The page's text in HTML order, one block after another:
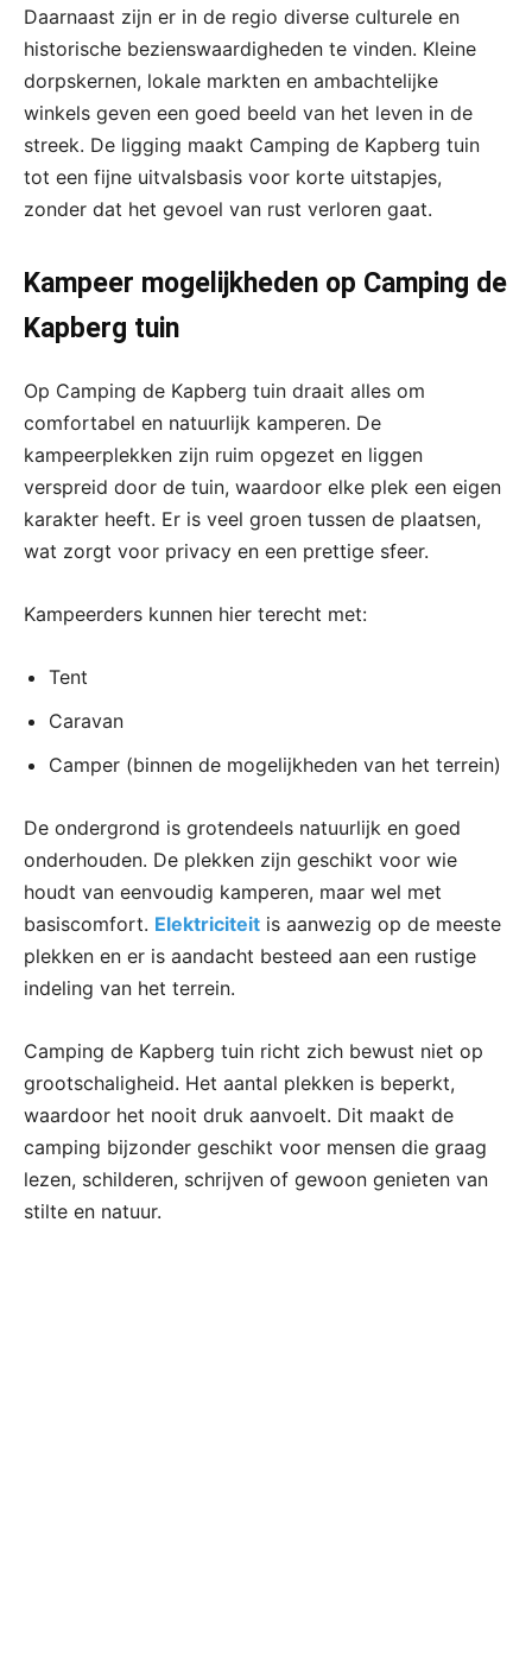
Daarnaast zijn er in de regio diverse culturele en
historische bezienswaardigheden te vinden. Kleine
dorpskernen, lokale markten en ambachtelijke
winkels geven een goed beeld van het leven in de
streek. De ligging maakt Camping de Kapberg tuin
tot een fijne uitvalsbasis voor korte uitstapjes,
zonder dat het gevoel van rust verloren gaat.
Kampeer mogelijkheden op Camping de
Kapberg tuin
Op Camping de Kapberg tuin draait alles om
comfortabel en natuurlijk kamperen. De
kampeerplekken zijn ruim opgezet en liggen
verspreid door de tuin, waardoor elke plek een eigen
karakter heeft. Er is veel groen tussen de plaatsen,
wat zorgt voor privacy en een prettige sfeer.
Kampeerders kunnen hier terecht met:
Tent
Caravan
Camper (binnen de mogelijkheden van het terrein)
De ondergrond is grotendeels natuurlijk en goed
onderhouden. De plekken zijn geschikt voor wie
houdt van eenvoudig kamperen, maar wel met
basiscomfort. Elektriciteit is aanwezig op de meeste
plekken en er is aandacht besteed aan een rustige
indeling van het terrein.
Camping de Kapberg tuin richt zich bewust niet op
grootschaligheid. Het aantal plekken is beperkt,
waardoor het nooit druk aanvoelt. Dit maakt de
camping bijzonder geschikt voor mensen die graag
lezen, schilderen, schrijven of gewoon genieten van
stilte en natuur.